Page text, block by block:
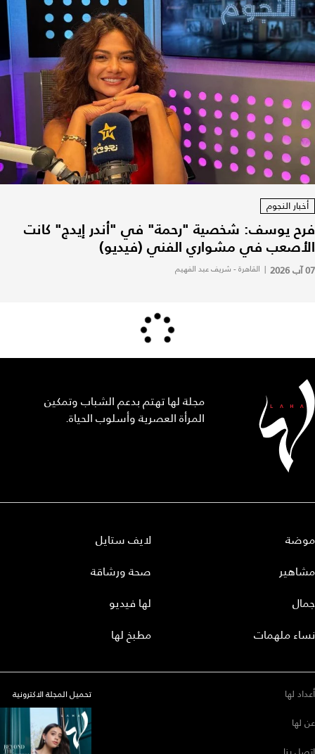
أخبار النجوم
فرح يوسف: شخصية "رحمة" في "أندر إيدج" كانت
الأصعب في مشواري الفني (فيديو)
07 آب 2026 | القاهرة - شريف عبد الفهيم
مجلة لها تهتم بدعم الشباب وتمكين
المرأة العصرية وأسلوب الحياة.
موضة
مشاهير
جمال
نساء ملهمات
لايف ستايل
صحة ورشاقة
لها فيديو
مطبخ لها
أعداد لها
عن لها
تحميل المجلة الاكترونية